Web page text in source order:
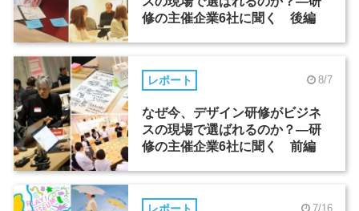
修の主催企業6社に聞く 後編
レポート 8/7
なぜ今、デザイン研修がビジネ
スの現場で選ばれるのか？―研
修の主催企業6社に聞く 前編
7/16